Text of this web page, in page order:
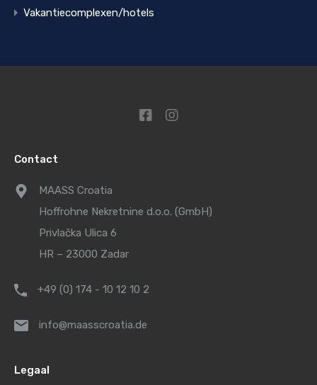
Vakantiecomplexen/hotels
Contact
MAASS Croatia
Hoffrohne Nekretnine d.o.o. (GmbH)
Privlačka Ulica 6
HR – 23000 Zadar
+49 (0) 174 - 10 12 10 2
info@maasscroatia.de
Legaal